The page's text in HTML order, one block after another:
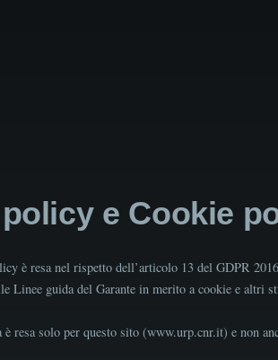
e Cookie
è resa nel rispetto dell’articolo 13 del GDPR
Linee guida del Garante in merito a cookie e altri
è resa solo per questo sito (www.urp.cnr.it) e non